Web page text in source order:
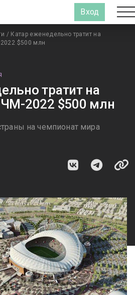
Вход
/ Катар еженедельно тратит на
$500 млн
тратит на
ЧМ-2022 $500 млн
на чемпионат мира